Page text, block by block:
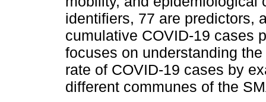
identifiers, 77 are predictors,
cumulative COVID-19 cases
focuses on understanding
rate of COVID-19 cases by
different communes of the